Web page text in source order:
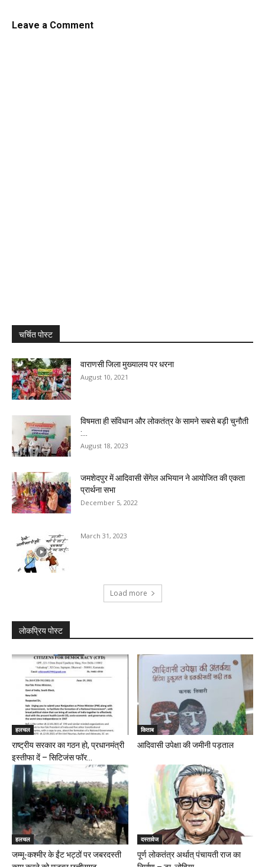
Leave a Comment
चर्चित पोस्ट
वाराणसी जिला मुख्यालय पर धरना
August 10, 2021
विषमता ही संविधान और लोकतंत्र के सामने सबसे बड़ी चुनौती
:...
August 18, 2023
जमशेदपुर में आदिवासी सेंगेल अभियान ने आयोजित की एकता
प्रार्थना सभा
December 5, 2022
March 31, 2023
Load more
लोकप्रिय पोस्ट
हलचल
राष्ट्रीय सरकार का गठन हो, प्रधानमंत्री
इस्तीफा दें – सिटिजंस फॉर...
किताब
आदिवासी उपेक्षा की जमीनी पड़ताल
हलचल
जम्मू-कश्मीर के ईंट भट्ठों पर जबरदस्ती
दस्तावेज
पूर्ण लोकतंत्र अर्थात् पंचायती राज का